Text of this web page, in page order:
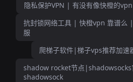
隐私保护VPN | 有没有像快橙的
抗封锁网络工具 | 快橙vpn 靠谱么
服
爬梯子软件|梯子vps推荐加
shadow rocket节点
shadowsock